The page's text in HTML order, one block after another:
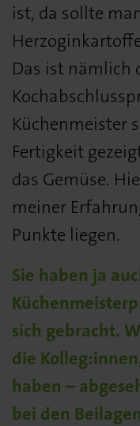
ist, da sollte
Das ist nämlich
Küchenmeister
Fertigkeit
das Gemüse.
meiner
Punkte liegen.
Sie haben ja
sich gebracht.
die
haben –
bei den